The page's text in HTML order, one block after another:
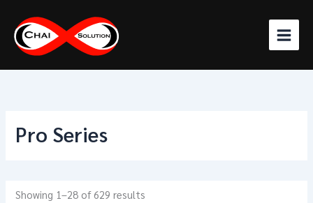
content
Pro Series
Showing 1–28 of 629 results